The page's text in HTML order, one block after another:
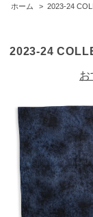
ホーム > 2023-24
2023-24
お